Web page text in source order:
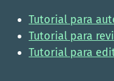
Tutorial para
Tutorial para
Tutorial para